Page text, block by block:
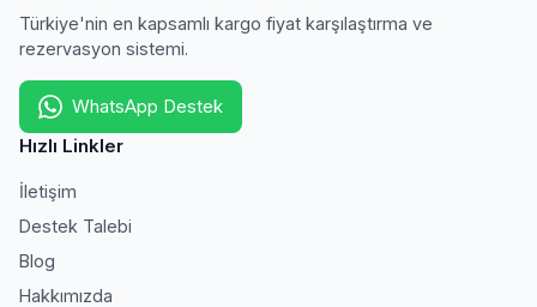
Türkiye'nin en kapsamlı kargo fiyat karşılaştırma ve
rezervasyon sistemi.
WhatsApp Destek
Hızlı Linkler
İletişim
Destek Talebi
Blog
Hakkımızda